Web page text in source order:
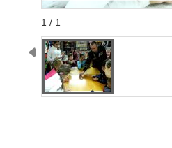
1 / 1
StartStop